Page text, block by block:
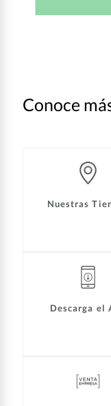
Conoce
Nuestras
Descarga el